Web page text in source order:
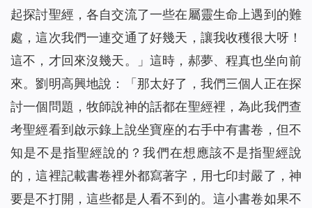
起探討聖經，各自交流了一些在屬靈生命上遇到的難
處，這次我們一連交通了好幾天，讓我收穫很大呀！
這不，才回來沒幾天。」這時，郝夢、程真也坐向前
來。劉明高興地說：「那太好了，我們三個人正在探
討一個問題，牧師說神的話都在聖經裡，為此我們查
考聖經看到啟示錄上說坐寶座的右手中有書卷，但不
知是不是指聖經說的？我們在想應該不是指聖經說
的，這裡記載書卷裡外都寫著字，用七印封嚴了，神
要是不打開，這些都是人看不到的。這小書卷如果不